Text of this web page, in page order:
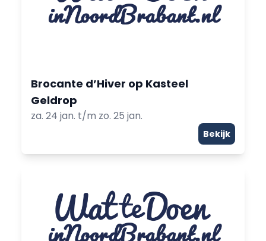
Brocante d’Hiver op Kasteel
Geldrop
za. 24 jan. t/m zo. 25 jan.
Bekijk